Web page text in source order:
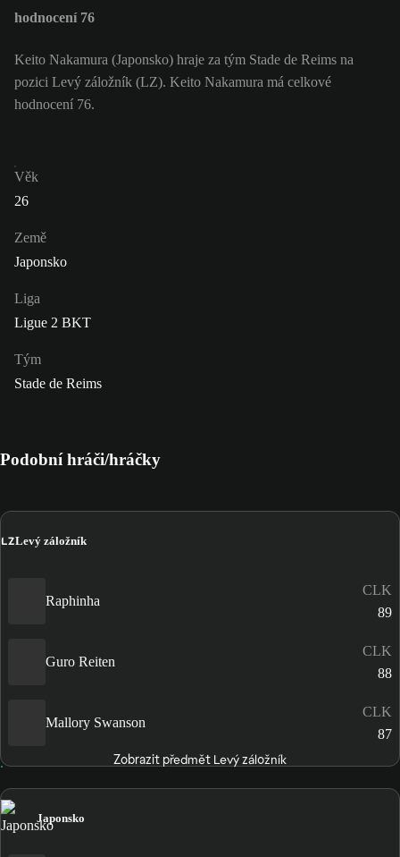
hodnocení 76
Keito Nakamura (Japonsko) hraje za tým Stade de Reims na
pozici Levý záložník (LZ). Keito Nakamura má celkové
hodnocení 76.
Věk
26
Země
Japonsko
Liga
Ligue 2 BKT
Tým
Stade de Reims
Podobní hráči/hráčky
LZLevý záložník
Raphinha
CLK
89
Guro Reiten
CLK
88
Mallory Swanson
CLK
87
Zobrazit předmět Levý záložník
Japonsko